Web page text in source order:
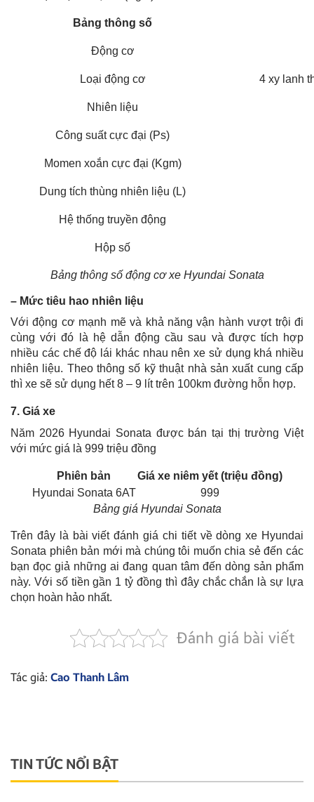
Bảng thông số
Động cơ
Loại động cơ 4 xy lanh
Nhiên liệu
Công suất cực đại (Ps)
Momen xoắn cực đại (Kgm)
Dung tích thùng nhiên liệu (L)
Hệ thống truyền động
Hộp số
Bảng thông số động cơ xe Hyundai Sonata
– Mức tiêu hao nhiên liệu
Với động cơ mạnh mẽ và khả năng vận hành vượt trội đi
cùng với đó là hệ dẫn động cầu sau và được tích hợp
nhiều các chế độ lái khác nhau nên xe sử dụng khá nhiều
nhiên liệu. Theo thông số kỹ thuật nhà sản xuất cung cấp
thì xe sẽ sử dụng hết 8 – 9 lít trên 100km đường hỗn hợp.
7. Giá xe
Năm 2026 Hyundai Sonata được bán tại thị trường Việt
với mức giá là 999 triệu đồng
Phiên bản
Giá xe niêm yết (triệu đồng)
Hyundai Sonata 6AT
999
Bảng giá Hyundai Sonata
Trên đây là bài viết đánh giá chi tiết về dòng xe Hyundai
Sonata phiên bản mới mà chúng tôi muốn chia sẻ đến các
bạn đọc giả những ai đang quan tâm đến dòng sản phẩm
này. Với số tiền gần 1 tỷ đồng thì đây chắc chắn là sự lựa
chọn hoàn hảo nhất.
Đánh giá bài viết
Tác giả: Cao Thanh Lâm
TIN TỨC NỔI BẬT